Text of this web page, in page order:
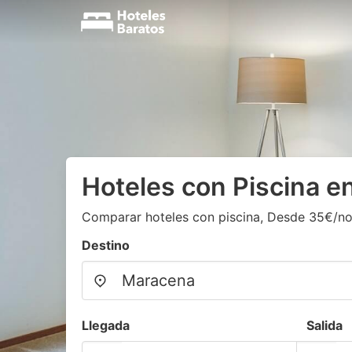
Hoteles con Piscina
Comparar hoteles con piscina, Desde 35€/
Destino
Llegada Salida